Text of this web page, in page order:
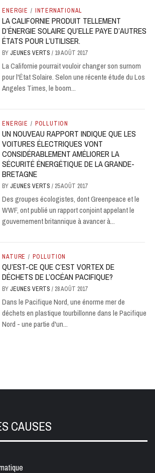
ENERGIE / INTERNATIONAL
LA CALIFORNIE PRODUIT TELLEMENT
D’ÉNERGIE SOLAIRE QU’ELLE PAYE D’AUTRES
ÉTATS POUR L’UTILISER.
BY JEUNES VERTS/ 19 AOÛT 2017
La Californie pourrait vouloir changer son surnom
pour l'État Solaire. Selon une récente étude du Los
Angeles Times, le boom...
ENERGIE / POLLUTION
UN NOUVEAU RAPPORT INDIQUE QUE LES
VOITURES ÉLECTRIQUES VONT
CONSIDÉRABLEMENT AMÉLIORER LA
SÉCURITÉ ÉNERGÉTIQUE DE LA GRANDE-
BRETAGNE
BY JEUNES VERTS/ 25 AOÛT 2017
Des groupes écologistes, dont Greenpeace et le
WWF, ont publié un rapport conjoint appelant le
gouvernement britannique à avancer à...
NATURE / POLLUTION
QU’EST-CE QUE C’EST VORTEX DE
DÉCHETS DE L’OCÉAN PACIFIQUE?
BY JEUNES VERTS/ 28 AOÛT 2017
Dans le Pacifique Nord, une énorme mer de
déchets en plastique tourbillonne dans le Pacifique
Nord - une partie d'un...
CAUSES